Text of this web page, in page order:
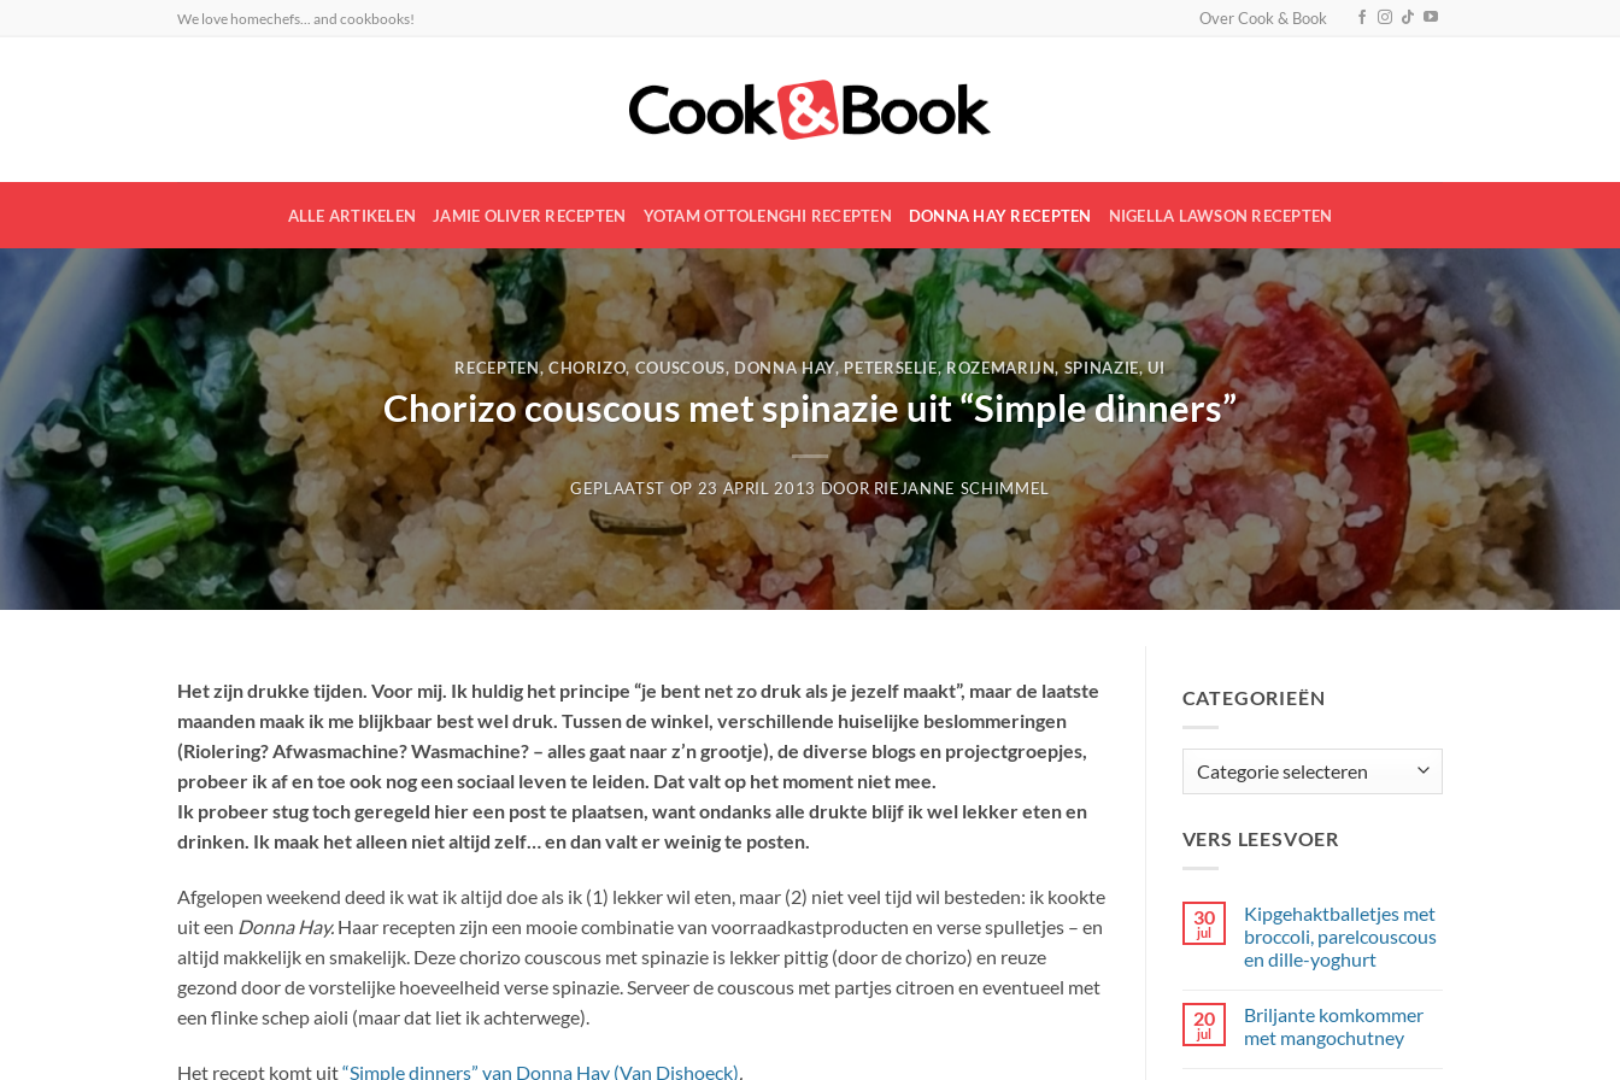
We love homechefs... and cookbooks! Over Cook & Book
ALLE ARTIKELEN JAMIE OLIVER RECEPTEN YOTAM OTTOLENGHI RECEPTEN DONNA HAY RECEPTEN NIGELLA LAWSON RECEPTEN
RECEPTEN, CHORIZO, COUSCOUS, DONNA HAY, PETERSELIE,ROZEMARIJN, SPINAZIE,UI
Chorizo couscous met spinazie uit “Simple dinners”
GEPLAATST OP 23 APRIL 2013 DOORRIEJANNE SCHIMMEL
Het zijn drukke tijden. Voor mij. Ik huldig het principe “je bent net zo druk als je jezelf maakt”, maar de laatste
maanden maak ik me blijkbaar best wel druk. Tussen de winkel, verschillende huiselijke beslommeringen
(Riolering? Afwasmachine? Wasmachine? – alles gaat naar z’n grootje), de diverse blogs en projectgroepjes,
probeer ik af en toe ook nog een sociaal leven te leiden. Dat valt op het moment niet mee.
Ik probeer stug toch geregeld hier een post te plaatsen, want ondanks alle drukte blijf ik wel lekker eten en
drinken. Ik maak het alleen niet altijd zelf… en dan valt er weinig te posten.
Afgelopen weekend deed ik wat ik altijd doe als ik (1) lekker wil eten, maar (2) niet veel tijd wil besteden: ik kookte
uit een Donna Hay. Haar recepten zijn een mooie combinatie van voorraadkastproducten en verse spulletjes – en
altijd makkelijk en smakelijk. Deze chorizo couscous met spinazie is lekker pittig (door de chorizo) en reuze
gezond door de vorstelijke hoeveelheid verse spinazie. Serveer de couscous met partjes citroen en eventueel met
een flinke schep aioli (maar dat liet ik achterwege).
Het recept komt uit“Simple dinners” van Donna Hay (Van Dishoeck)
CATEGORIEËN
Categorieën
VERS LEESVOER
30
jul
Kipgehaktballetjes met
broccoli, parelcouscous
en dille-yoghurt
op
Kipgehaktballetjes
met
20
jul
Briljante komkommer
met mangochutney